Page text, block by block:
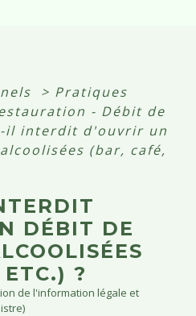
> Pratiques
- Débit de
il interdit d'ouvrir un
(bar, café,
DÉBIT DE
?
de l'information légale et